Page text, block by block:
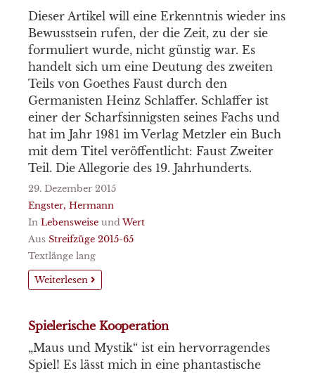
Dieser Artikel will eine Erkenntnis wieder ins
Bewusstsein rufen, der die Zeit, zu der sie
formuliert wurde, nicht günstig war. Es
handelt sich um eine Deutung des zweiten
Teils von Goethes Faust durch den
Germanisten Heinz Schlaffer. Schlaffer ist
einer der Scharfsinnigsten seines Fachs und
hat im Jahr 1981 im Verlag Metzler ein Buch
mit dem Titel veröffentlicht: Faust Zweiter
Teil. Die Allegorie des 19. Jahrhunderts.
29. Dezember 2015
Engster, Hermann
In Lebensweise undWert
Aus Streifzüge 2015-65
Textlänge lang
Weiterlesen
Spielerische Kooperation
„Maus und Mystik“ ist ein hervorragendes
Spiel! Es lässt mich in eine phantastische